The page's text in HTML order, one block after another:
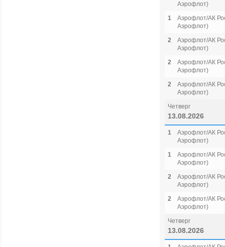
Аэрофлот)
1
Аэрофлот/АК
Аэрофлот)
2
Аэрофлот/АК
Аэрофлот)
2
Аэрофлот/АК
Аэрофлот)
2
Аэрофлот/АК
Аэрофлот)
Четверг
13.08.2026
1
Аэрофлот/АК
Аэрофлот)
1
Аэрофлот/АК
Аэрофлот)
2
Аэрофлот/АК
Аэрофлот)
2
Аэрофлот/АК
Аэрофлот)
Четверг
13.08.2026